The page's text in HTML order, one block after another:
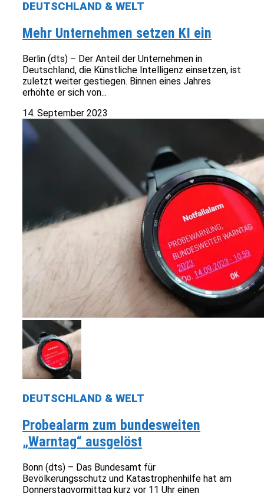
DEUTSCHLAND & WELT
Mehr Unternehmen setzen KI ein
Berlin (dts) – Der Anteil der Unternehmen in
Deutschland, die Künstliche Intelligenz einsetzen, ist
zuletzt weiter gestiegen. Binnen eines Jahres
erhöhte er sich von...
14. September 2023
DEUTSCHLAND & WELT
Probealarm zum bundesweiten
„Warntag“ ausgelöst
Bonn (dts) – Das Bundesamt für
Bevölkerungsschutz und Katastrophenhilfe hat am
Donnerstagvormittag kurz vor 11 Uhr einen